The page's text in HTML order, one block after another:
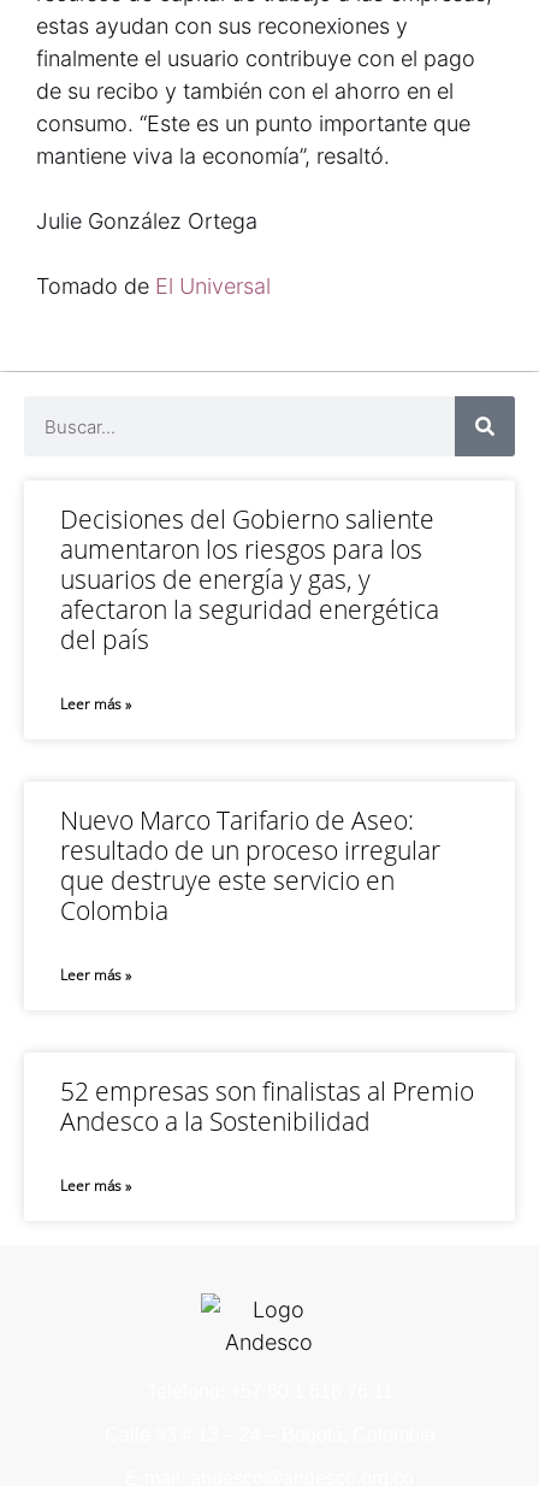
estas ayudan con sus reconexiones y
finalmente el usuario contribuye con el pago
de su recibo y también con el ahorro en el
consumo. “Este es un punto importante que
mantiene viva la economía”, resaltó.
Julie González Ortega
Tomado de El Universal
Decisiones del Gobierno saliente
aumentaron los riesgos para los
usuarios de energía y gas, y
afectaron la seguridad energética
del país
Leer más »
Nuevo Marco Tarifario de Aseo:
resultado de un proceso irregular
que destruye este servicio en
Colombia
Leer más »
52 empresas son finalistas al Premio
Andesco a la Sostenibilidad
Leer más »